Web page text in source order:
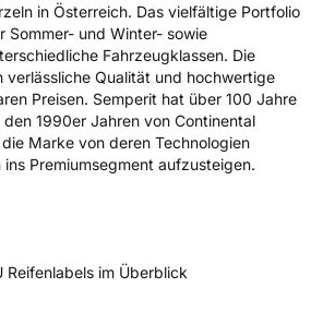
in Österreich. Das vielfältige Portfolio
Sommer- und Winter- sowie
Fahrzeugklassen. Die
Qualität und hochwertige
Preisen. Semperit hat über 100 Jahre
1990er Jahren von Continental
Marke von deren Technologien
Premiumsegment aufzusteigen.
Reifenlabels im Überblick